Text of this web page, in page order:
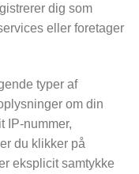
dig som
eller foretager
typer af
om din
IP-nummer,
du klikker på
eksplicit samtykke